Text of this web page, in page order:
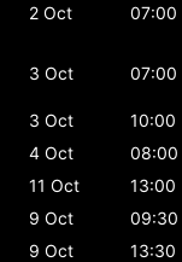
2 Oct 07:00
3 Oct 07:00
3 Oct
10:00
4 Oct
08:00
11 Oct
13:00
9 Oct
09:30
9 Oct
13:30